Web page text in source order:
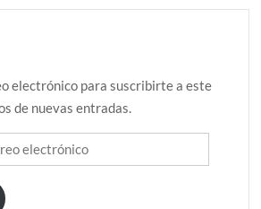
electrónico para suscribirte a este
de nuevas entradas.